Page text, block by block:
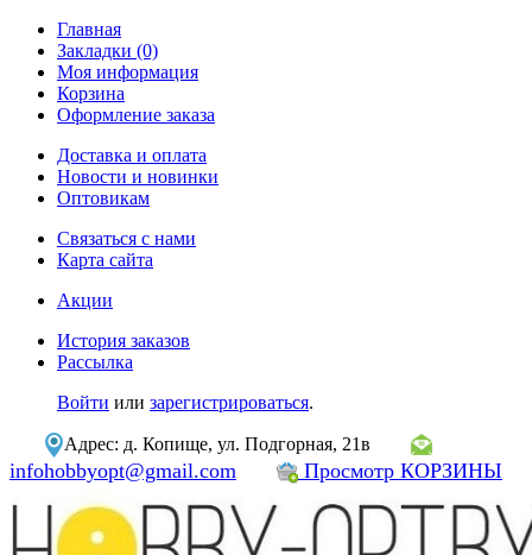
Главная
Закладки (0)
Моя информация
Корзина
Оформление заказа
Доставка и оплата
Новости и новинки
Оптовикам
Связаться с нами
Карта сайта
Акции
История заказов
Рассылка
Войти или зарегистрироваться.
Адрес: д. Копище, ул. Подгорная, 21в
infohobbyopt@gmail.com Просмотр КОРЗИНЫ